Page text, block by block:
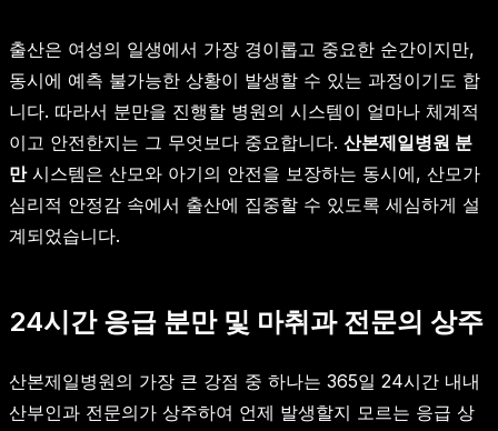
출산은 여성의 일생에서 가장 경이롭고 중요한 순간이지만,
동시에 예측 불가능한 상황이 발생할 수 있는 과정이기도 합
니다. 따라서 분만을 진행할 병원의 시스템이 얼마나 체계적
이고 안전한지는 그 무엇보다 중요합니다. 산본제일병원 분
만시스템은 산모와 아기의 안전을 보장하는 동시에, 산모가
심리적 안정감 속에서 출산에 집중할 수 있도록 세심하게 설
계되었습니다.
24시간 응급 분만 및 마취과 전문의 상주
산본제일병원의 가장 큰 강점 중 하나는 365일 24시간 내내
산부인과 전문의가 상주하여 언제 발생할지 모르는 응급 상